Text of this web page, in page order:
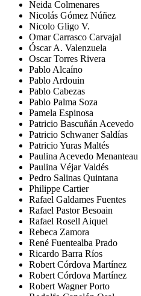
Neida Colmenares
Nicolás Gómez Núñez
Nicolo Gligo V.
Omar Carrasco Carvajal
Óscar A. Valenzuela
Oscar Torres Rivera
Pablo Alcaíno
Pablo Ardouin
Pablo Cabezas
Pablo Palma Soza
Pamela Espinosa
Patricio Bascuñán Acevedo
Patricio Schwaner Saldías
Patricio Yuras Maltés
Paulina Acevedo Menanteau
Paulina Véjar Valdés
Pedro Salinas Quintana
Philippe Cartier
Rafael Galdames Fuentes
Rafael Pastor Besoain
Rafael Rosell Aiquel
Rebeca Zamora
René Fuentealba Prado
Ricardo Barra Ríos
Robert Córdova Martínez
Robert Córdova Martínez
Robert Wagner Porto